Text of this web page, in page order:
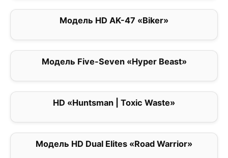
Модель HD AK-47 «Biker»
Модель Five-Seven «Hyper Beast»
HD «Huntsman | Toxic Waste»
Модель HD Dual Elites «Road Warrior»